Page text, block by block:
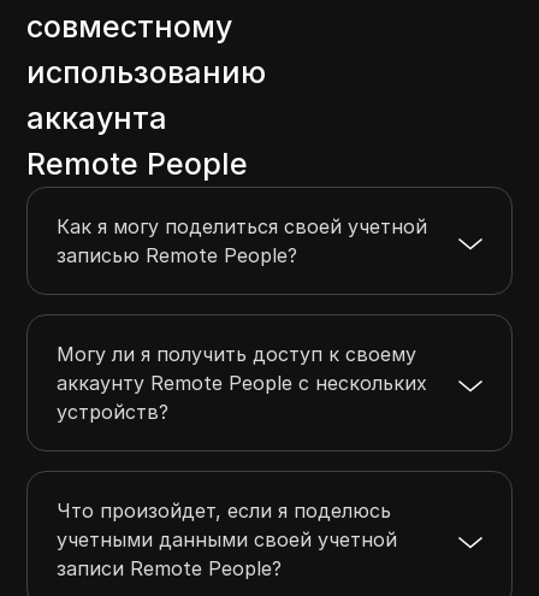
совместному
использованию
аккаунта
Remote People
Как я могу поделиться своей учетной
записью Remote People?
Могу ли я получить доступ к своему
аккаунту Remote People с нескольких
устройств?
Что произойдет, если я поделюсь
учетными данными своей учетной
записи Remote People?